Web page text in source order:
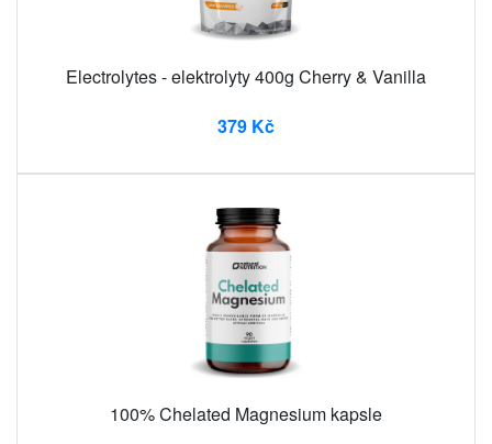
Electrolytes - elektrolyty 400g Cherry & Vanilla
379 Kč
100% Chelated Magnesium kapsle